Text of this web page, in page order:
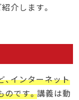
介します。
インターネット
のです。講義は動